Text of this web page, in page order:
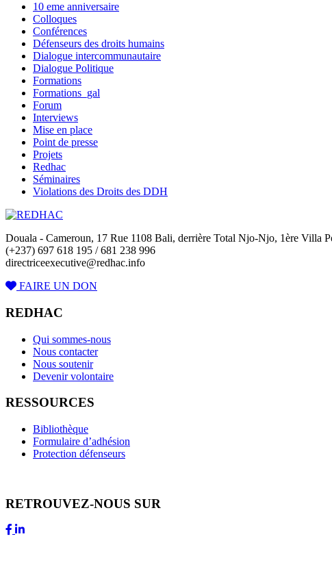
10 eme anniversaire
Colloques
Conférences
Défenseurs des droits humains
Dialogue intercommunautaire
Dialogue Politique
Formations
Formations_gal
Forum
Interviews
Mise en place
Point de presse
Projets
Redhac
Séminaires
Violations des Droits des DDH
Douala - Cameroun, 17 Rue 1108 Bali, derrière Total Njo-Njo, 1ère Villa
(+237) 697 618 195 / 681 238 996
directriceexecutive@redhac.info
FAIRE UN DON
REDHAC
Qui sommes-nous
Nous contacter
Nous soutenir
Devenir volontaire
RESSOURCES
Bibliothèque
Formulaire d’adhésion
Protection défenseurs
RETROUVEZ-NOUS SUR